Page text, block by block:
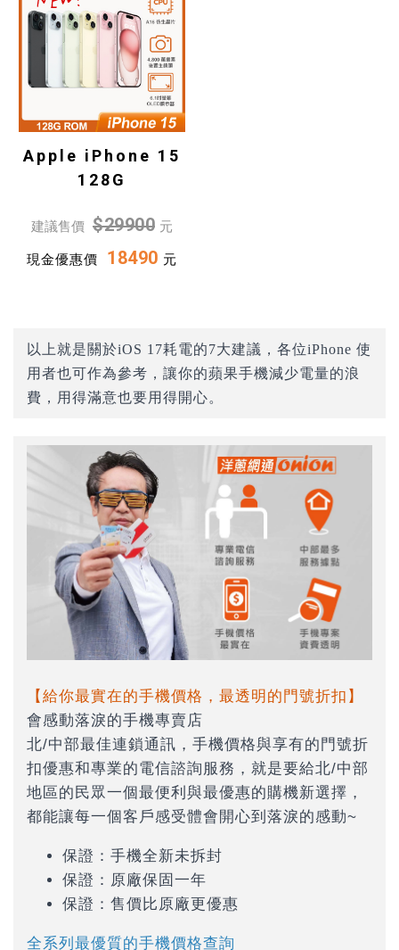
Apple iPhone 15
128G
建議售價 $29900 元
現金優惠價 18490 元
以上就是關於iOS 17耗電的7大建議，各位iPhone 使
用者也可作為參考，讓你的蘋果手機減少電量的浪
費，用得滿意也要用得開心。
【給你最實在的手機價格，最透明的門號折扣】
會感動落淚的手機專賣店
北/中部最佳連鎖通訊，手機價格與享有的門號折
扣優惠和專業的電信諮詢服務，就是要給北/中部
地區的民眾一個最便利與最優惠的購機新選擇，
都能讓每一個客戶感受體會開心到落淚的感動~
保證：手機全新未拆封
保證：原廠保固一年
保證：售價比原廠更優惠
全系列最優質的手機價格查詢